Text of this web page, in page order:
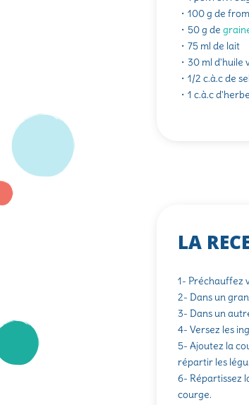
・100 g de
・50 g de
・75 ml de lait
・30 ml d'huile
・1/2 c.à.c de sel
・1 c.à.c
LA
1- Préchauffez
2- Dans un
3- Dans un
4- Versez les
5- Ajoutez la
répartir les
6- Répartissez
courge.